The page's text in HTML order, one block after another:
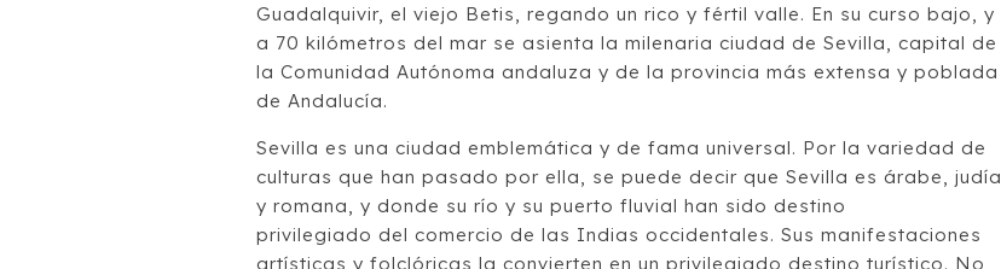
Guadalquivir, el viejo Betis, regando un rico y fértil valle. En su curso bajo, y
a 70 kilómetros del mar se asienta la milenaria ciudad de Sevilla, capital de
la Comunidad Autónoma andaluza y de la provincia más extensa y poblada
de Andalucía.
Sevilla es una ciudad emblemática y de fama universal. Por la variedad de
culturas que han pasado por ella, se puede decir que Sevilla es árabe, judía
y romana, y donde su río y su puerto fluvial han sido destino
privilegiado del comercio de las Indias occidentales. Sus manifestaciones
artísticas y folclóricas la convierten en un privilegiado destino turístico. No